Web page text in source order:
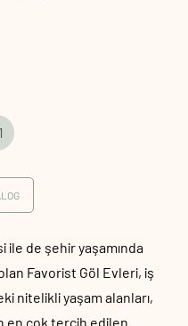
ile de şehir yaşamında
Favorist Göl Evleri, iş
nitelikli yaşam alanları,
en çok tercih edilen